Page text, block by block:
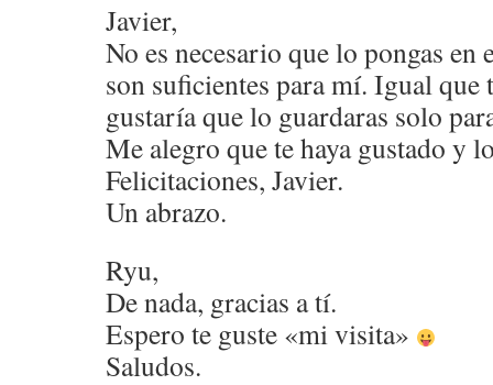
Javier,
No es necesario que lo pongas en
son suficientes para mí. Igual que
gustaría que lo guardaras solo
Me alegro que te haya gustado y
Felicitaciones, Javier.
Un abrazo.
Ryu,
De nada, gracias a tí.
Espero te guste «mi visita»
Saludos.